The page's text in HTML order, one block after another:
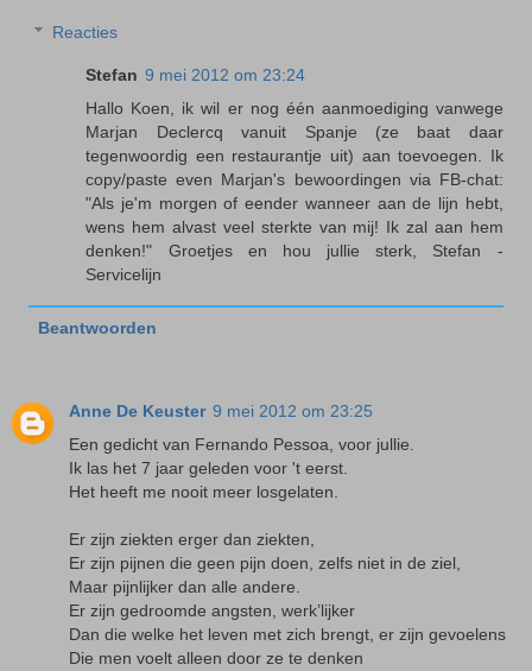
Reacties
Stefan 9 mei 2012 om 23:24
Hallo Koen, ik wil er nog één aanmoediging vanwege
Marjan Declercq vanuit Spanje (ze baat daar
tegenwoordig een restaurantje uit) aan toevoegen. Ik
copy/paste even Marjan's bewoordingen via FB-chat:
"Als je'm morgen of eender wanneer aan de lijn hebt,
wens hem alvast veel sterkte van mij! Ik zal aan hem
denken!" Groetjes en hou jullie sterk, Stefan -
Servicelijn
Beantwoorden
Anne De Keuster 9 mei 2012 om 23:25
Een gedicht van Fernando Pessoa, voor jullie.
Ik las het 7 jaar geleden voor 't eerst.
Het heeft me nooit meer losgelaten.
Er zijn ziekten erger dan ziekten,
Er zijn pijnen die geen pijn doen, zelfs niet in de ziel,
Maar pijnlijker dan alle andere.
Er zijn gedroomde angsten, werk’lijker
Dan die welke het leven met zich brengt, er zijn gevoelens
Die men voelt alleen door ze te denken